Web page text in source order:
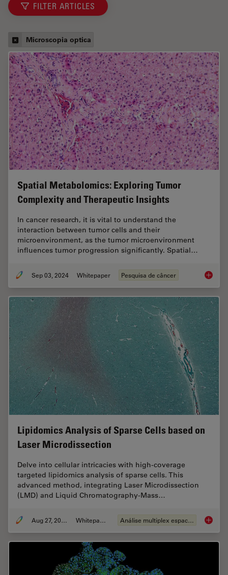
FILTER ARTICLES
Microscopia optica
Spatial Metabolomics: Exploring Tumor
Complexity and Therapeutic Insights
In cancer research, it is vital to understand the
interaction between tumor cells and their
microenvironment, as the tumor microenvironment
influences tumor progression significantly. Spatial…
Sep 03, 2024 Whitepaper Pesquisa de câncer Spatial
Lipidomics Analysis of Sparse Cells based on
Laser Microdissection
Delve into cellular intricacies with high-coverage
targeted lipidomics analysis of sparse cells. This
advanced method, integrating Laser Microdissection
(LMD) and Liquid Chromatography-Mass…
Aug 27, 2024 Whitepaper Análise multiplex espacial